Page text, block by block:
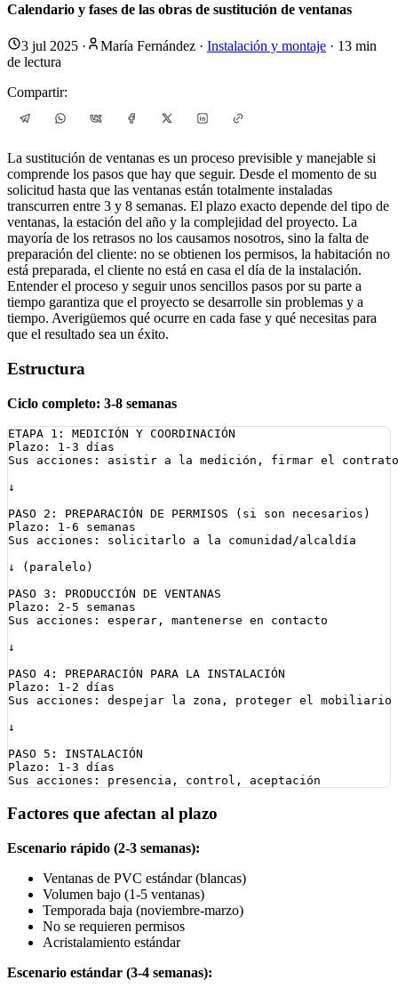
Calendario y fases de las obras de sustitución de ventanas
3 jul 2025 · María Fernández · Instalación y montaje · 13 min
de lectura
Compartir:
La sustitución de ventanas es un proceso previsible y manejable si
comprende los pasos que hay que seguir. Desde el momento de su
solicitud hasta que las ventanas están totalmente instaladas
transcurren entre 3 y 8 semanas. El plazo exacto depende del tipo de
ventanas, la estación del año y la complejidad del proyecto. La
mayoría de los retrasos no los causamos nosotros, sino la falta de
preparación del cliente: no se obtienen los permisos, la habitación no
está preparada, el cliente no está en casa el día de la instalación.
Entender el proceso y seguir unos sencillos pasos por su parte a
tiempo garantiza que el proyecto se desarrolle sin problemas y a
tiempo. Averigüemos qué ocurre en cada fase y qué necesitas para
que el resultado sea un éxito.
Estructura
Ciclo completo: 3-8 semanas
ETAPA 1: MEDICIÓN Y COORDINACIÓN
Plazo: 1-3 días
Sus acciones: asistir a la medición, firmar el contrato
↓
PASO 2: PREPARACIÓN DE PERMISOS (si son necesarios)
Plazo: 1-6 semanas
Sus acciones: solicitarlo a la comunidad/alcaldía
↓ (paralelo)
PASO 3: PRODUCCIÓN DE VENTANAS
Plazo: 2-5 semanas
Sus acciones: esperar, mantenerse en contacto
↓
PASO 4: PREPARACIÓN PARA LA INSTALACIÓN
Plazo: 1-2 días
Sus acciones: despejar la zona, proteger el mobiliario
↓
PASO 5: INSTALACIÓN
Plazo: 1-3 días
Factores que afectan al plazo
Escenario rápido (2-3 semanas):
Ventanas de PVC estándar (blancas)
Volumen bajo (1-5 ventanas)
Temporada baja (noviembre-marzo)
No se requieren permisos
Acristalamiento estándar
Escenario estándar (3-4 semanas):